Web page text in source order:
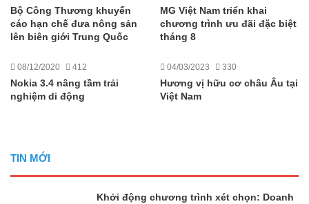
Bộ Công Thương khuyến
cáo hạn chế đưa nông sản
lên biên giới Trung Quốc
MG Việt Nam triển khai
chương trình ưu đãi đặc biệt
tháng 8
08/12/2020 412
Nokia 3.4 nâng tầm trải
nghiệm di động
04/03/2023 330
Hương vị hữu cơ châu Âu tại
Việt Nam
TIN MỚI
Khởi động chương trình xét chọn: Doanh